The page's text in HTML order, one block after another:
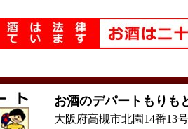
お酒のデパートもりも
大阪府高槻市北園14番13